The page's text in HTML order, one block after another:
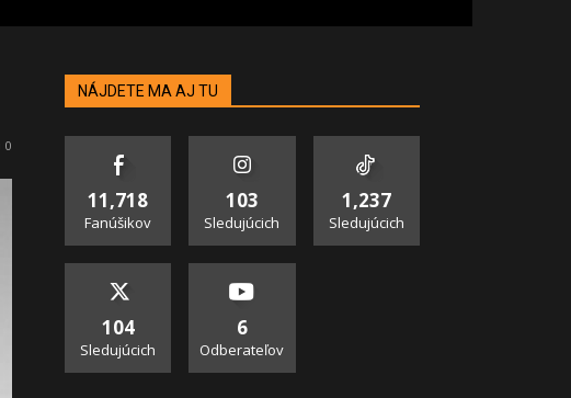
0
NÁJDETE MA AJ TU
11,718
Fanúšikov
103
Sledujúcich
1,237
Sledujúcich
104
Sledujúcich
6
Odberateľov